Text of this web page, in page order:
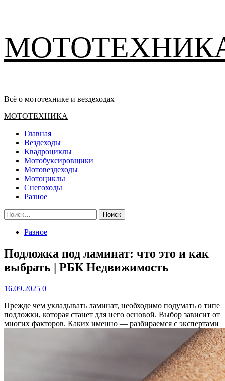
содержимому
Всё о мототехнике и вездеходах
Основное
МОТОТЕХНИКА
Главная
Вездеходы
Квадроциклы
Мотобуксировщики
Мотовездеходы
Мотоциклы
Снегоходы
Разное
Найти:
Разное
Подложка под ламинат: что это и как
выбрать | РБК Недвижимость
16.09.2025 0
Прежде чем укладывать ламинат, необходимо подумать о типе
подложки, которая станет для него основой. Выбор зависит от
многих факторов. Каких именно — разбираемся с экспертами